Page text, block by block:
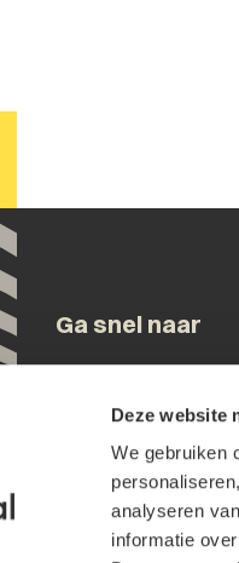
Deze website
We gebruiken
analyseren
informatie
Ga snel naar
Updates
Over ons
Contact